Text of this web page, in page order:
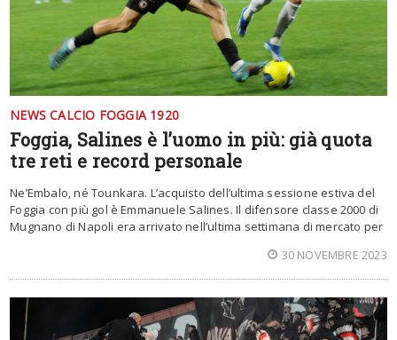
NEWS CALCIO FOGGIA 1920
Foggia, Salines è l’uomo in più: già quota
tre reti e record personale
Ne’Embalo, né Tounkara. L’acquisto dell’ultima sessione estiva del
Foggia con più gol è Emmanuele Salines. Il difensore classe 2000 di
Mugnano di Napoli era arrivato nell’ultima settimana di mercato per
30 NOVEMBRE 2023